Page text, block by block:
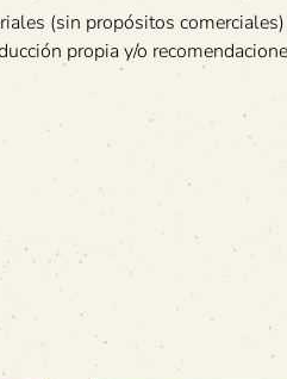
(sin propósitos
propia y/o